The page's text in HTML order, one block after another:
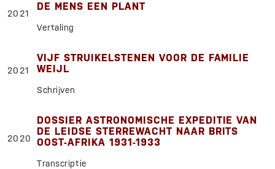
2021
DE MENS EEN PLANT
Vertaling
2021
VIJF STRUIKELSTENEN VOOR DE FAMILIE
WEIJL
Schrijven
2020
DOSSIER ASTRONOMISCHE EXPEDITIE VAN
DE LEIDSE STERREWACHT NAAR BRITS
OOST-AFRIKA 1931-1933
Transcriptie